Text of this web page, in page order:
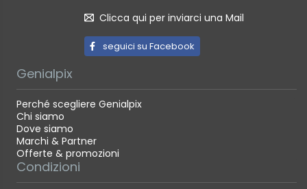
Clicca qui per inviarci una Mail
seguici su Facebook
Genialpix
Perché scegliere Genialpix
Chi siamo
Dove siamo
Marchi & Partner
Offerte & promozioni
Condizioni